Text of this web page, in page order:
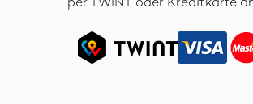
per TWINT oder Kreditkarte